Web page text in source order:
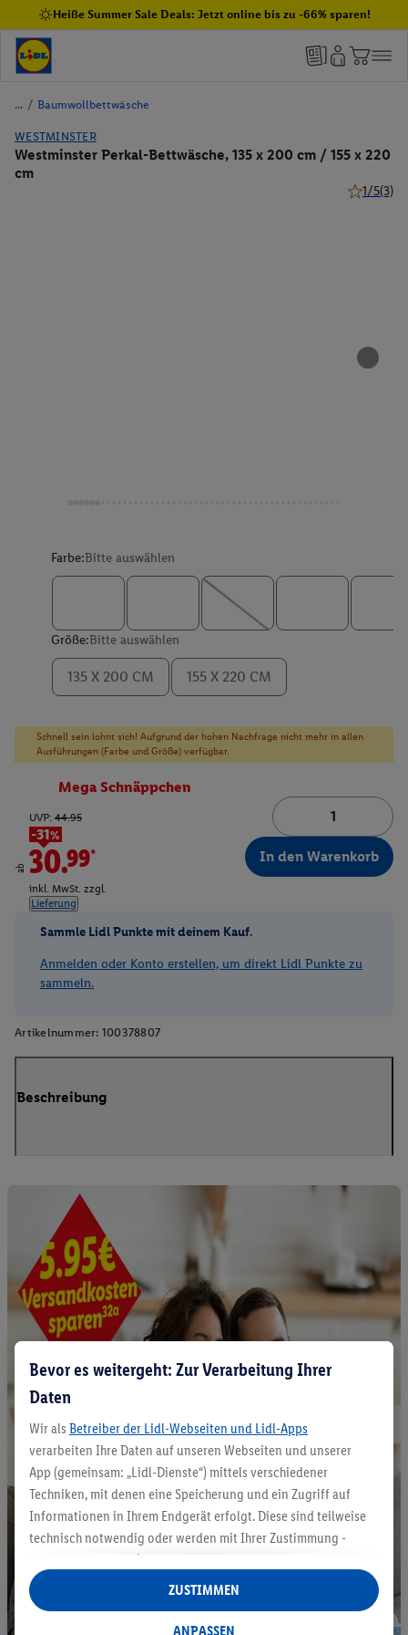
Heiße Summer Sale Deals: Jetzt online bis zu -66% sparen!
/ Baumwollbettwäsche
WESTMINSTER
Westminster Perkal-Bettwäsche, 135 x 200 cm / 155 x 220
cm
1/5(3)
Farbe:Bitte auswählen
Größe:Bitte auswählen
135 X 200 CM 155 X 220 CM
Schnell sein lohnt sich! Aufgrund der hohen Nachfrage nicht mehr in allen
Ausführungen (Farbe und Größe) verfügbar.
Mega Schnäppchen
ab
UVP: 44.95
-31%
30.99*
inkl. MwSt. zzgl.
Lieferung
In den Warenkorb
Sammle Lidl Punkte mit deinem Kauf.
Anmelden oder Konto erstellen, um direkt Lidl Punkte zu
sammeln.
Artikelnummer: 100378807
Beschreibung
Bevor es weitergeht: Zur Verarbeitung Ihrer
Daten
Wir als Betreiber der Lidl-Webseiten und Lidl-Apps
verarbeiten Ihre Daten auf unseren Webseiten und unserer
App (gemeinsam: „Lidl-Dienste“) mittels verschiedener
Techniken, mit denen eine Speicherung und ein Zugriff auf
Informationen in Ihrem Endgerät erfolgt. Diese sind teilweise
technisch notwendig oder werden mit Ihrer Zustimmung -
auch durch Partner (u.a.
Verantwortliche; im Zusammenhang mit dem IAB TCF
insgesamt
Statistik-Erstellung oder für personalisierte Werbung
ANPASSEN
ZUSTIMMEN